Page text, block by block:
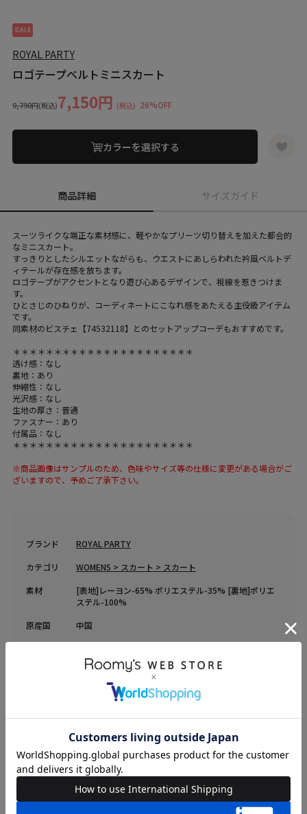
SALE
ROYAL PARTY
ロゴテープベルトミニスカート
9,790円(税込)7,150円 (税込) 26%OFF
カラーを選択する
商品詳細 サイズガイド
スーツライクな端正な素材感に、軽やかなプリーツ切り替えを加えた都会的
なミニスカート。
すっきりとしたシルエットながらも、ウエストにあしらわれた衿風ベルトデ
ィテールが存在感を放ちます。
ロゴテープがアクセントとなり遊び心あるデザインで、視線を惹きつけま
す。
ひとさじのひねりが、コーディネートにこなれ感をあたえる主役級アイテム
です。
同素材のビスチェ【74532118】とのセットアップコーデもおすすめです。
＊＊＊＊＊＊＊＊＊＊＊＊＊＊＊＊＊＊＊＊＊＊
透け感：なし
裏地：あり
伸縮性：なし
光沢感：なし
生地の厚さ：普通
ファスナー：あり
付属品：なし
＊＊＊＊＊＊＊＊＊＊＊＊＊＊＊＊＊＊＊＊＊＊
※商品画像はサンプルのため、色味やサイズ等の仕様に変更がある場合がご
ざいますので、予めご了承下さい。
ブランド
ROYAL PARTY
カテゴリ
WOMENS > スカート > スカート
素材
[表地]レーヨン-65% ポリエステル-35% [裏地]ポリエ
ステル-100%
原産国
中国
返品特約
ロゴテープベルトミニスカート
品番
74532016